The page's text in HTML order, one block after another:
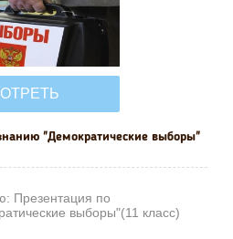
"Демократические выборы"
Презентация по
выборы"(11 класс)